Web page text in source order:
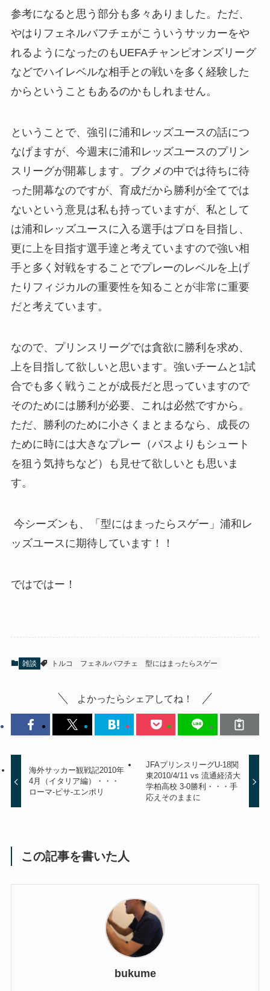
参考になると思う部分も多々ありました。ただ、
やはりフェネルバフチェがこういうサッカーをや
れるようになったのもUEFAチャンピオンズリーグ
などでハイレベルな相手との戦いを多く経験した
からということもあるのかもしれません。
ということで、強引に浦和レッズユースの話につ
なげますが、今週末に浦和レッズユースのプリン
スリーグが開幕します。ブクメの中では待ちに待
った開幕なのですが、育成だから勝利が全てでは
ないという意見は私も持っていますが、私として
は浦和レッズユースに入る選手はプロを目指し、
更に上を目指す選手達と考えていますので強い相
手と多く対戦をすることでプレーのレベルを上げ
たりフィジカルの重要性を知ることが非常に重要
だと考えています。
なので、プリンスリーグでは貪欲に勝利を求め、
上を目指して欲しいと思います。強いチームと1試
合でも多く戦うことが成長だと思っていますので
そのためには勝利が必要、これは必然ですから。
ただ、勝利のために小さくまとまるなら、成長の
ために時には大きなプレー（パスよりもシュート
を狙う気持ちなど）も見せて欲しいとも思いま
す。
今シーズンも、「型にはまったらスゲー」浦和レ
ッズユースに期待しています！！
ではではー！
雑談 トルコ フェネルバフチェ 型にはまったらスゲー
よかったらシェアしてね！
海外サッカー観戦記2010年
4月（イタリア編）・・・
ローマ-ピサ-エンポリ
JFAプリンスリーグU-18関
東2010/4/11 vs 流通経済大
学柏高校 3-0勝利・・・手
応えそのままに
この記事を書いた人
bukume